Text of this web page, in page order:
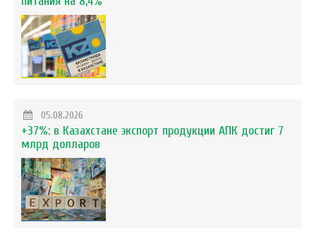
05.08.2026
+37%: в Казахстане экспорт продукции АПК достиг 7
млрд долларов